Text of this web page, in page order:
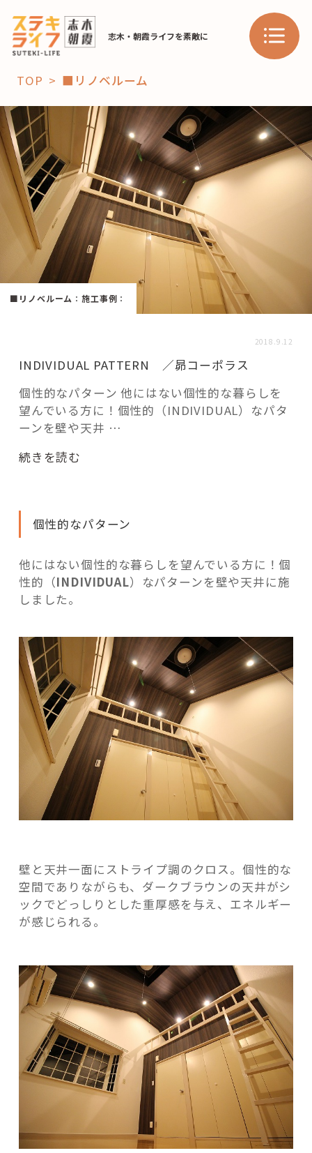
志木・朝霞ライフを素敵に
「コト」
子育て
暮らし
おすすめ
スポット 学び・教育
「場」
HAREL HAREL
活用事例
「モノ」
fleXe リノベ事例
これからの暮らし 住み替え相談
記事検索
TOP ■リノベルーム
■リノベルーム ：施工事例 ：
2018.9.12
INDIVIDUAL PATTERN ／昴コーポラス
個性的なパターン 他にはない個性的な暮らしを
望んでいる方に！個性的（INDIVIDUAL）なパタ
ーンを壁や天井 …
“INDIVIDUAL
昴
ー
ポ
ラ
ス”
続きを読む
個性的なパターン
他にはない個性的な暮らしを望んでいる方に！個
性的（INDIVIDUAL）なパターンを壁や天井に施
しました。
壁と天井一面にストライプ調のクロス。個性的な
空間でありながらも、ダークブラウンの天井がシ
ックでどっしりとした重厚感を与え、エネルギー
が感じられる。